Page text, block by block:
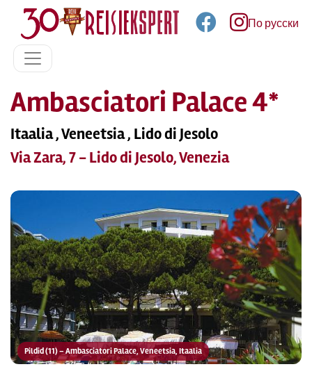
По русски
Ambasciatori Palace 4*
Itaalia , Veneetsia , Lido di Jesolo
Via Zara, 7 - Lido di Jesolo, Venezia
Pildid (11) – Ambasciatori Palace, Veneetsia, Itaalia